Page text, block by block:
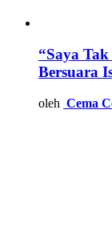
“Saya
Bersuara
oleh Cema